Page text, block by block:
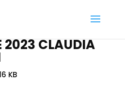
2023 CLAUDIA
KB